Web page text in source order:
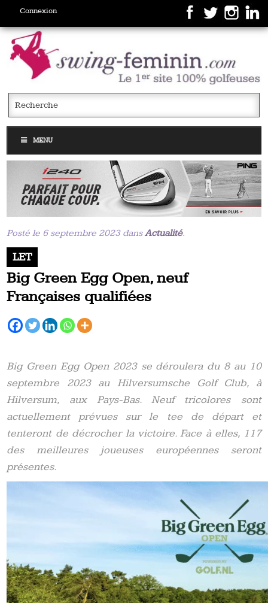
Connexion
MENU
Posté le 6 septembre 2023 dansActualité.
LET
Big Green Egg Open, neuf
Françaises qualifiées
Big Green Egg Open 2023 se déroulera du 8 au 10
septembre 2023 au Hilversumsche Golf Club, à
Hilversum, aux Pays-Bas. Neuf tricolores sont
actuellement prévues sur le tee de départ et
tenteront de décrocher la victoire. Face à elles, 117
des meilleures joueuses européennes seront
présentes.